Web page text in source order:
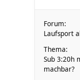
Forum:
Laufsport
Thema:
Sub 3:20h
machbar?